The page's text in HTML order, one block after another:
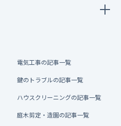
電気工事の記事一覧
鍵のトラブルの記事一覧
ハウスクリーニングの記事一覧
庭木剪定・造園の記事一覧